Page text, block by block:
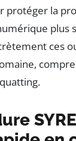
protéger la
plus
ces